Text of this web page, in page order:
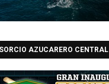
AZUCARERO CENTRAL